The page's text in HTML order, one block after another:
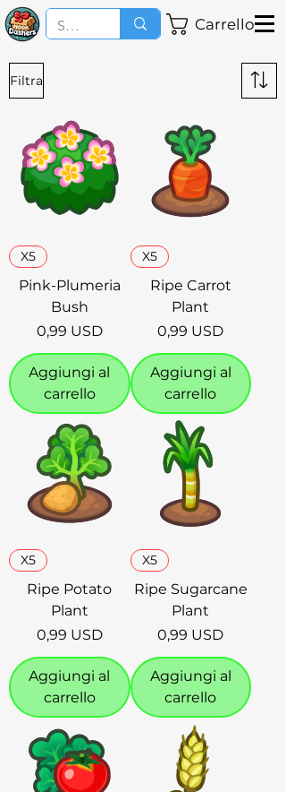
Carrello
Filtra
X5
Pink-Plumeria
Bush
Prezzo
0,99 USD
Aggiungi al
carrello
X5
Ripe Carrot
Plant
Prezzo
0,99 USD
Aggiungi al
carrello
X5
Ripe Potato
Plant
Prezzo
0,99 USD
Aggiungi al
carrello
X5
Ripe Sugarcane
Plant
Prezzo
0,99 USD
Aggiungi al
carrello